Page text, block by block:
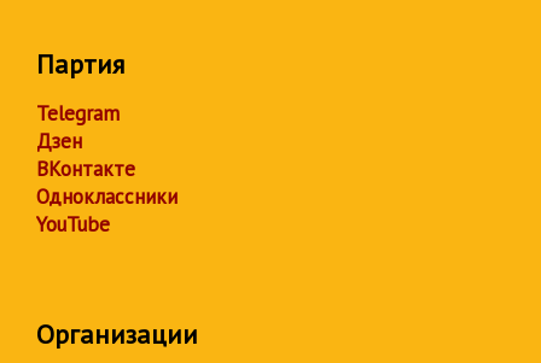
Партия
Telegram
Дзен
ВКонтакте
Одноклассники
YouTube
Организации